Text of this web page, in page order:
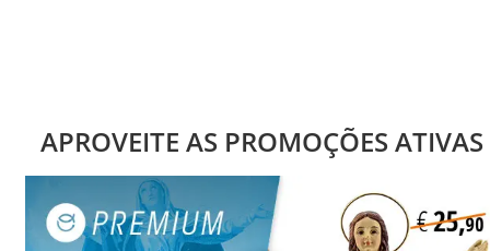
APROVEITE AS PROMOÇÕES ATIVAS